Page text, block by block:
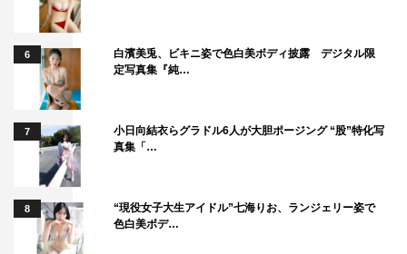
じる。
6
白濱美兎、ビキニ姿で色白美ボディ披露 デジタル限
定写真集『純…
7
小日向結衣らグラドル6人が大胆ポージング “股”特化写
真集「…
8
“現役女子大生アイドル”七海りお、ランジェリー姿で
色白美ボデ…